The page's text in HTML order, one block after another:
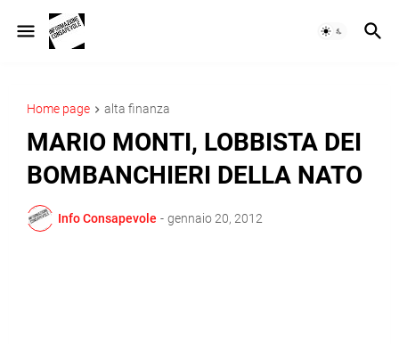
Home page alta finanza
MARIO MONTI, LOBBISTA DEI
BOMBANCHIERI DELLA NATO
Info Consapevole - gennaio 20, 2012